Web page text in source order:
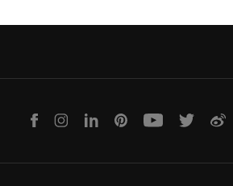
FacebookInstagramLinkedInPinterest Youtube Twitter